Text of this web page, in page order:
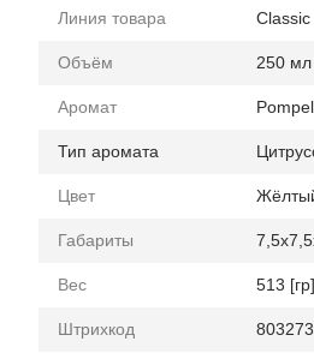
Линия товара Classic
Объём 250 мл
Аромат
Тип аромата
Цвет
Габариты
Вес 513 [гр]
Штрихкод